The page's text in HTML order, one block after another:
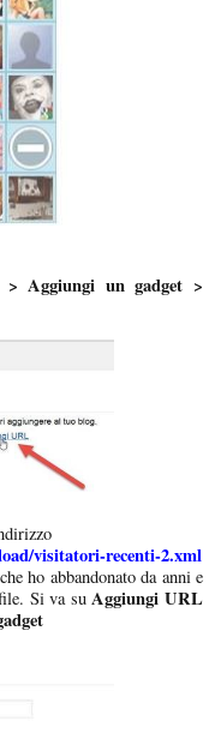
> Aggiungi un gadget >
visitatori-recenti-2.xml
ho abbandonato da anni e
file. Si va suAggiungi URL